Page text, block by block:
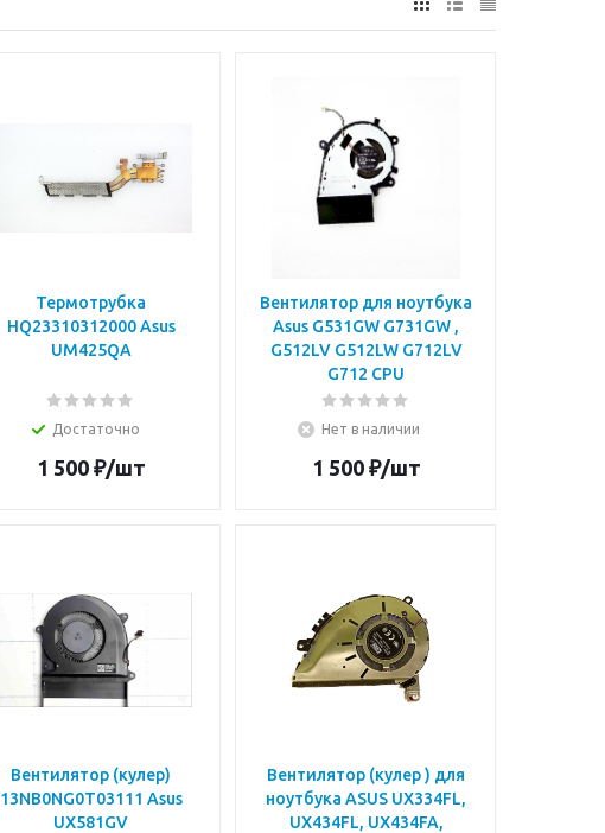
Термотрубка
HQ23310312000 Asus
UM425QA
Достаточно
1 500₽/шт
Вентилятор для ноутбука
Asus G531GW G731GW ,
G512LV G512LW G712LV
G712 CPU
Нет в наличии
1 500₽/шт
Вентилятор (кулер)
13NB0NG0T03111 Asus
UX581GV
Вентилятор (кулер ) для
ноутбука ASUS UX334FL,
UX434FL, UX434FA,